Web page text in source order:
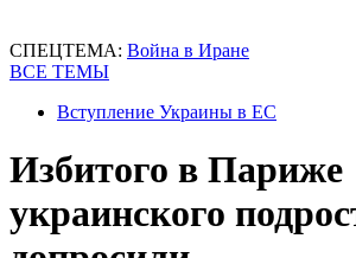
СПЕЦТЕМА: Война в Иране
ВСЕ ТЕМЫ
Вступление Украины в ЕС
Избитого в Париже
украинского